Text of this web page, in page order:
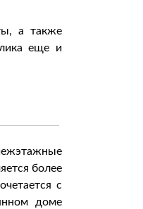
а также
еще и
более
с
доме